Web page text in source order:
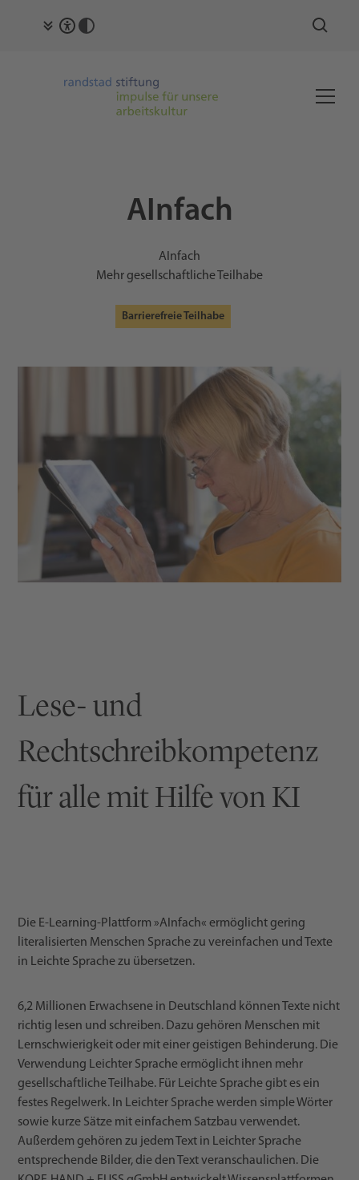
AInfach
AInfach
Mehr gesellschaftliche Teilhabe
Barrierefreie Teilhabe
Lese- und
Rechtschreibkompetenz
für alle mit Hilfe von KI
Die E-Learning-Plattform »AInfach« ermöglicht gering
literalisierten Menschen Sprache zu vereinfachen und Texte
in Leichte Sprache zu übersetzen.
6,2 Millionen Erwachsene in Deutschland können Texte nicht
richtig lesen und schreiben. Dazu gehören Menschen mit
Lernschwierigkeit oder mit einer geistigen Behinderung. Die
Verwendung Leichter Sprache ermöglicht ihnen mehr
gesellschaftliche Teilhabe. Für Leichte Sprache gibt es ein
festes Regelwerk. In Leichter Sprache werden simple Wörter
sowie kurze Sätze mit einfachem Satzbau verwendet.
Außerdem gehören zu jedem Text in Leichter Sprache
entsprechende Bilder, die den Text veranschaulichen. Die